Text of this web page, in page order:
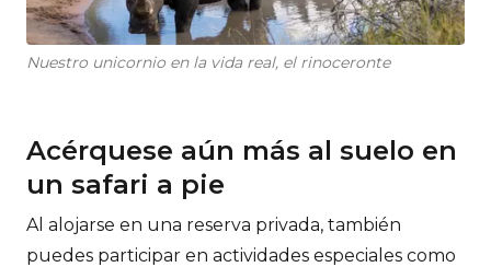
Nuestro unicornio en la vida real, el rinoceronte
Acérquese aún más al suelo en
un safari a pie
Al alojarse en una reserva privada, también
puedes participar en actividades especiales como